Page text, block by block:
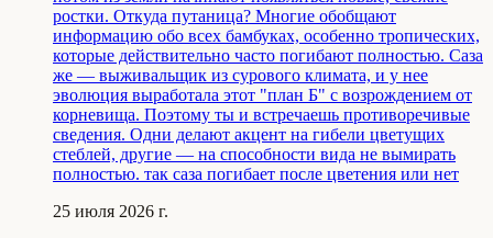
ростки. Откуда путаница? Многие обобщают
информацию обо всех бамбуках, особенно тропических,
которые действительно часто погибают полностью. Саза
же — выживальщик из сурового климата, и у нее
эволюция выработала этот "план Б" с возрождением от
корневища. Поэтому ты и встречаешь противоречивые
сведения. Одни делают акцент на гибели цветущих
стеблей, другие — на способности вида не вымирать
полностью. так саза погибает после цветения или нет
25 июля 2026 г.